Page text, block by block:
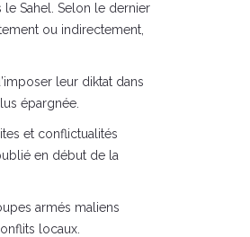
le Sahel. Selon le dernier
ou indirectement,
leur diktat dans
épargnée.
et conflictualités
en début de la
armés maliens
locaux.